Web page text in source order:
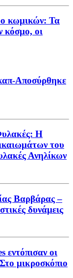
κωμικών: Τα
κόσμο, οι
Αποσύρθηκε
Η
του
Ανηλίκων
Βαρβάρας –
δυνάμεις
εντόπισαν οι
μικροσκόπιο